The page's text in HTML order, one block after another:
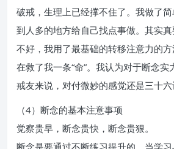
破戒，生理上已经撑不住了。我做了
到人多的地方给自己找点事做。其实
不好，我用了最基础的转移注意力的
在救了我一条“命”。我认为对于断念实
戒友来说，对付微妙的感觉还是三十六
（4）断念的基本注意事项
觉察贵早，断念贵快，断念贵狠。
断念是要通过不断练习提升的，当学习